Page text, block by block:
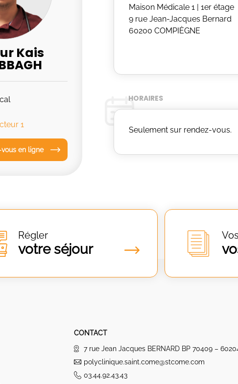
Kais
1
en ligne
Maison Médicale 1 | 1er étage
9 rue Jean-Jacques Bernard
60200 COMPIÈGNE
HORAIRES
Seulement sur rendez-vous.
Régler
votre séjour
CONTACT
7 rue Jean Jacques BERNARD BP 70409 –
polyclinique.saint.come@stcome.com
03.44.92.43.43